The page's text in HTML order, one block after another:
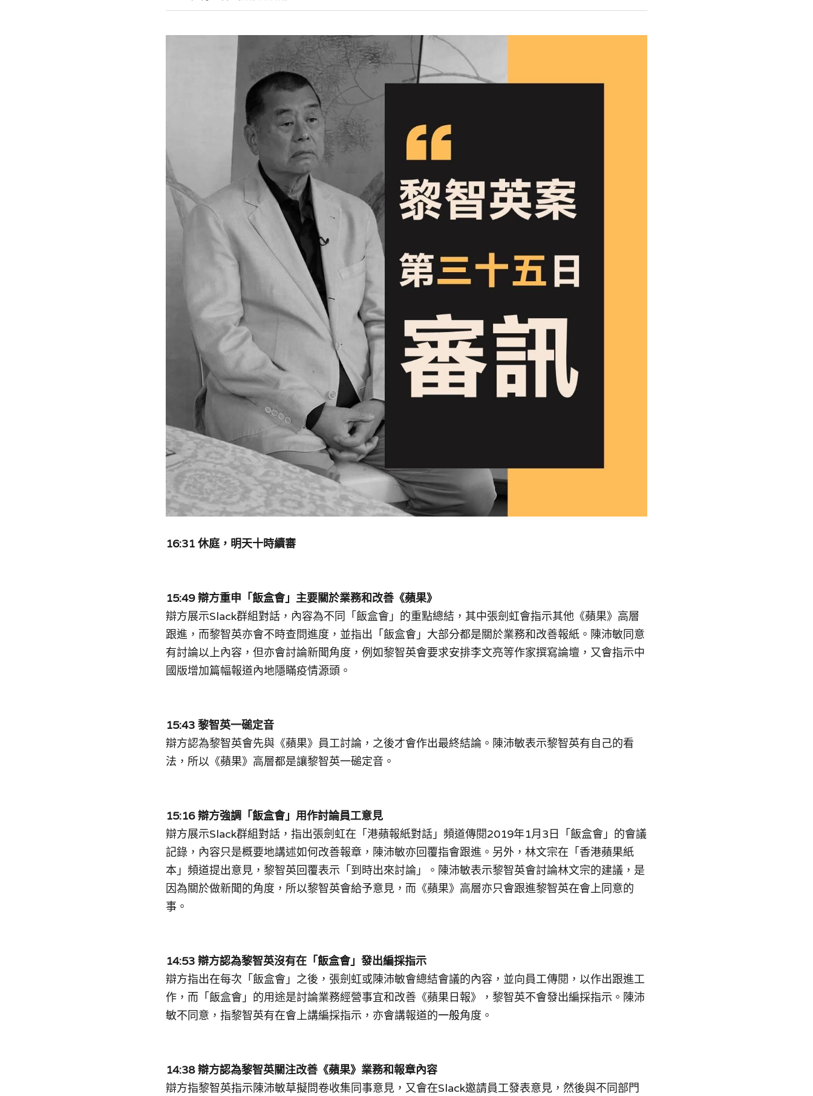
16:31 休庭， 明天十時續審
15:49 辯方重申「飯盒會」主要關於業務和改善《蘋果》
辯方展示Slack群組對話，內容為不同「飯盒會」的重點總結，其中張劍虹會指示其他《蘋果》高層
跟進，而黎智英亦會不時查問進度，並指出「飯盒會」大部分都是關於業務和改善報紙。陳沛敏同意
有討論以上內容，但亦會討論新聞角度，例如黎智英會要求安排李文亮等作家撰寫論壇，又會指示中
國版增加篇幅報道內地隱瞞疫情源頭。
15:43 黎智英一磓定音
辯方認為黎智英會先與《蘋果》員工討論，之後才會作出最終結論。陳沛敏表示黎智英有自己的看
法，所以《蘋果》高層都是讓黎智英一磓定音 。
15:16 辯方強調「飯盒會」用作討論員工意見
辯方展示Slack群組對話，指出張劍虹在「港蘋報紙對話」頻道傳閱2019年1月3日「飯盒會」的會議
記錄，內容只是概要地講述如何改善報章，陳沛敏亦回覆指會跟進。另外，林文宗在「香港蘋果紙
本」頻道提出意見，黎智英回覆表示「到時出來討論」。陳沛敏表示黎智英會討論林文宗的建議，是
因為關於做新聞的角度，所以黎智英會給予意見，而 《蘋果》 高層亦只會跟進黎智英在會上同意的
事。
14:53 辯方認為黎智英沒有在 「飯盒會」發出編採指示
辯方指出在每次「飯盒會」之後，張劍虹或陳沛敏會總結會議的內容，並向員工傳閱，以作出跟進工
作，而「飯盒會」的用途是討論業務經營事宜和改善《蘋果日報》，黎智英不會發出編採指示。陳沛
敏不同意， 指黎智英有在會上講編採指示，亦會講報道的一般角度。
14:38 辯方認為黎智英關注改善《蘋果》業務和報章內容
辯方指黎智英指示陳沛敏草擬問卷收集同事意見，又會在Slack邀請員工發表意見，然後與不同部門